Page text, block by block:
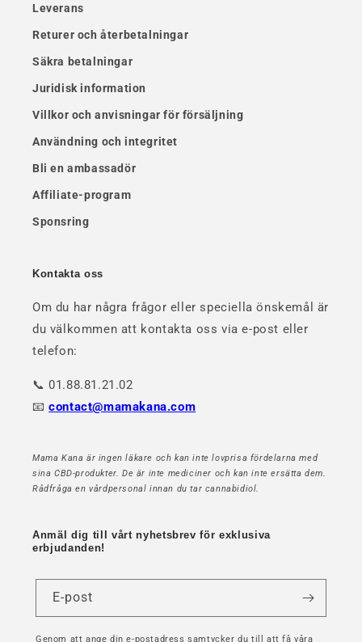
Leverans
Returer och återbetalningar
Säkra betalningar
Juridisk information
Villkor och anvisningar för försäljning
Användning och integritet
Bli en ambassadör
Affiliate-program
Sponsring
Kontakta oss
Om du har några frågor eller speciella önskemål är
du välkommen att kontakta oss via e-post eller
telefon:
📞 01.88.81.21.02
📧contact@mamakana.com
Mama Kana är ingen läkare och kan inte lovprisa fördelarna med
sina CBD-produkter. De är inte mediciner och kan inte ersätta dem.
Rådfråga en vårdpersonal innan du tar cannabidiol.
Anmäl dig till vårt nyhetsbrev för exklusiva
erbjudanden!
E-post
Genom att ange din e-postadress samtycker du till att få våra